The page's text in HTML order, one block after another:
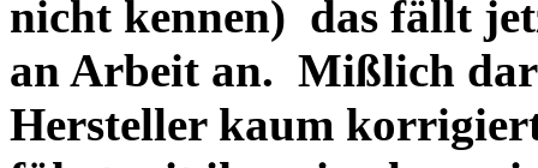
nicht kennen) das fällt
an Arbeit an. Mißlich
Hersteller kaum